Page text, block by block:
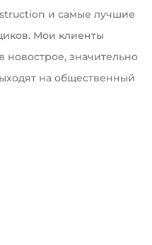
и самые лучшие
Мои клиенты
новострое, значительно
на общественный